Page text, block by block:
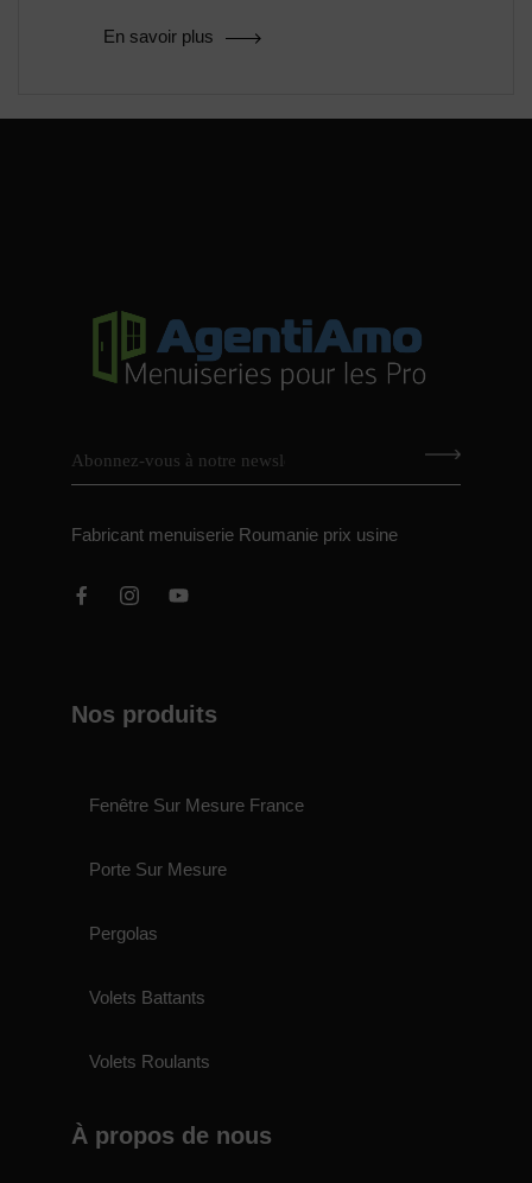
En savoir plus
Fabricant menuiserie Roumanie prix usine
Nos produits
Fenêtre Sur Mesure France
Porte Sur Mesure
Pergolas
Volets Battants
Volets Roulants
À propos de nous